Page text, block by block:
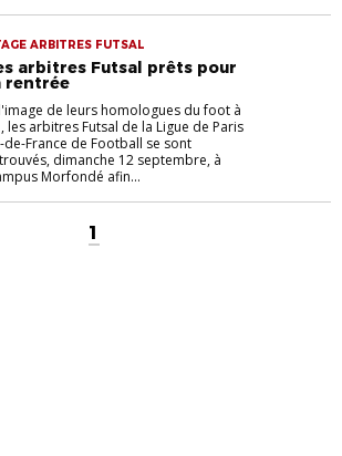
ARBITRES FUTSAL
arbitres Futsal prêts pour
rentrée
de leurs homologues du foot à
les arbitres Futsal de la Ligue de Paris
de-France de Football se sont
dimanche 12 septembre, à
Morfondé afin...
1